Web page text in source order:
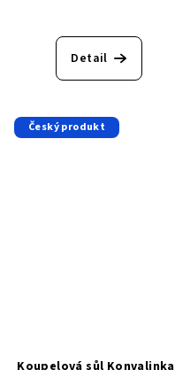
Detail
Český produkt
Koupelová sůl Konvalinka |